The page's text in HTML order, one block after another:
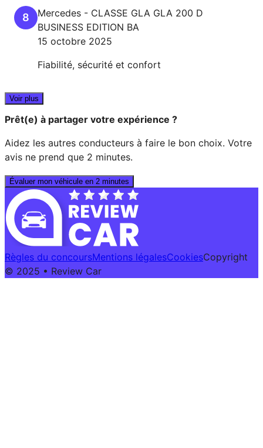
8 Mercedes - CLASSE GLA GLA 200 D
BUSINESS EDITION BA
15 octobre 2025
Fiabilité, sécurité et confort
Voir plus
Prêt(e) à partager votre expérience ?
Aidez les autres conducteurs à faire le bon choix. Votre
avis ne prend que 2 minutes.
Évaluer mon véhicule en 2 minutes
Règles du concoursMentions légalesCookiesCopyright
© 2025 • Review Car